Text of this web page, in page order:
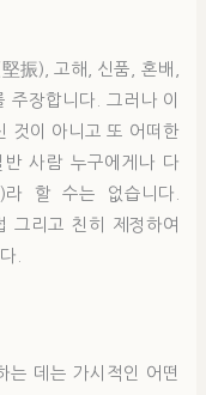
振), 고해, 신품, 혼배,
장합니다. 그러나 이
것이 아니고 또 어떠한
사람 누구에게나 다
할 수는 없습니다.
그리고 친히 제정하여
.
는 데는 가시적인 어떤